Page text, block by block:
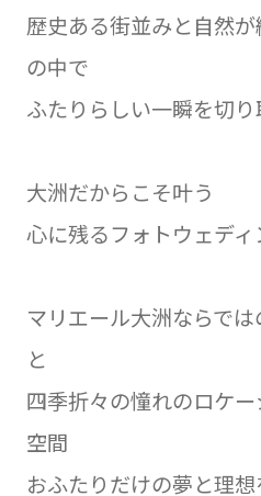
歴史ある街並みと自然
の中で
ふたりらしい一瞬を切り
大洲だからこそ叶う
心に残るフォトウェデ
マリエール大洲ならで
と
四季折々の憧れのロケ
空間
おふたりだけの夢と理